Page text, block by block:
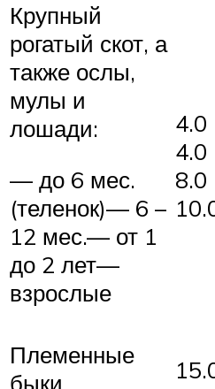
Крупный
рогатый скот, а
также ослы,
мулы и
лошади:
— до 6 мес.
(теленок)— 6 –
12 мес.— от 1
до 2 лет—
взрослые
4.0
4.0
8.0
Племенные
быки